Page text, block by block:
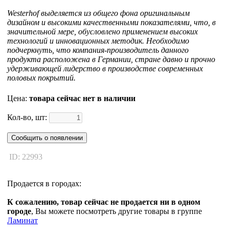
Westerhof выделяется из общего фона оригинальным
дизайном и высокими качественными показателями, что, в
значительной мере, обусловлено применением высоких
технологий и инновационных методик. Необходимо
подчеркнуть, что компания-производитель данного
продукта расположена в Германии, стране давно и прочно
удерживающей лидерство в производстве современных
половых покрытий.
Цена: товара сейчас нет в наличии
Кол-во, шт:
Сообщить о появлении
ID: 22993
Продается в городах:
К сожалению, товар сейчас не продается ни в одном
городе, Вы можете посмотреть другие товары в группе
Ламинат